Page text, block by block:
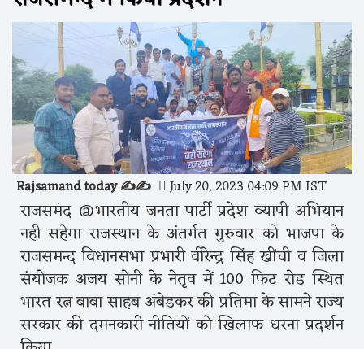
Rajsamand today ✍️✍️ July 20, 2023 04:09 PM IST
राजसमंद @भारतीय जनता पार्टी प्रदेश व्यापी अभियान
नही सहेगा राजस्थान के अंतर्गत गुरुवार को भाजपा के
राजसमन्द विधानसभा प्रभारी वीरेन्द्र सिंह खींची व जिला
संयोजक अजय सोनी के नेतृव में 100 फिट रोड स्थित
भारत रत्न बाबा साहब अंबेडकर की प्रतिमा के सामने राज्य
सरकार की दमनकारी नीतियों को खिलाफ धरना प्रदर्शन